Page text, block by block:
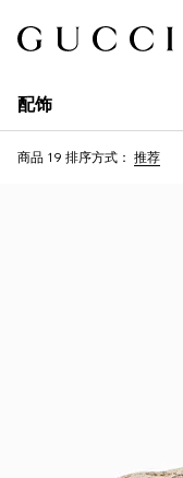
配饰
商品 19 排序方式： 推荐